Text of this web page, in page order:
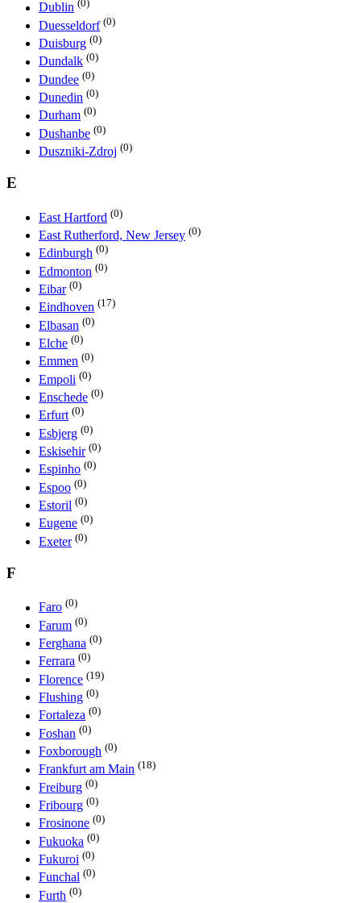
Dublin (0)
Duesseldorf (0)
Duisburg (0)
Dundalk (0)
Dundee (0)
Dunedin (0)
Durham (0)
Dushanbe (0)
Duszniki-Zdroj (0)
E
East Hartford (0)
East Rutherford, New Jersey (0)
Edinburgh (0)
Edmonton (0)
Eibar (0)
Eindhoven (17)
Elbasan (0)
Elche (0)
Emmen (0)
Empoli (0)
Enschede (0)
Erfurt (0)
Esbjerg (0)
Eskisehir (0)
Espinho (0)
Espoo (0)
Estoril (0)
Eugene (0)
Exeter (0)
F
Faro (0)
Farum (0)
Ferghana (0)
Ferrara (0)
Florence (19)
Flushing (0)
Fortaleza (0)
Foshan (0)
Foxborough (0)
Frankfurt am Main (18)
Freiburg (0)
Fribourg (0)
Frosinone (0)
Fukuoka (0)
Fukuroi (0)
Funchal (0)
Furth (0)